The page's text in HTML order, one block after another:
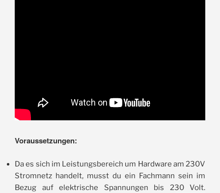
Voraussetzungen:
Da es sich im Leistungsbereich um Hardware am 230V
Stromnetz handelt, musst du ein Fachmann sein im
Bezug auf elektrische Spannungen bis 230 Volt.